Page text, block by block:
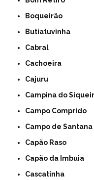
Boqueirão
Butiatuvinha
Cabral
Cachoeira
Cajuru
Campina do
Campo Comprido
Campo de Santana
Capão Raso
Capão da Imbuia
Cascatinha